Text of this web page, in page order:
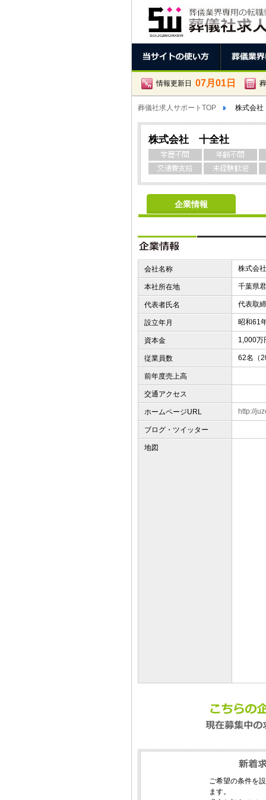
情報更新日 07月01日
葬儀社求人サポートTOP 株式会社
株式会社 十全社
企業情報
会社名称 株式会
本社所在地 千葉県
代表者氏名 代表取
設立年月 昭和61
資本金 1,000万
従業員数 62名（
前年度売上高
交通アクセス
ホームページURL http://
ブログ・ツイッター
地図
ご希望の条件を
ます。